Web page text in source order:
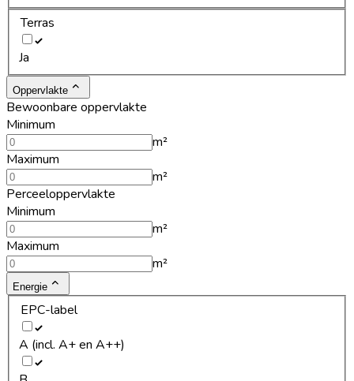
Terras
Ja
Oppervlakte
Bewoonbare oppervlakte
Minimum
m²
Maximum
m²
Perceeloppervlakte
Minimum
m²
Maximum
m²
Energie
EPC-label
A (incl. A+ en A++)